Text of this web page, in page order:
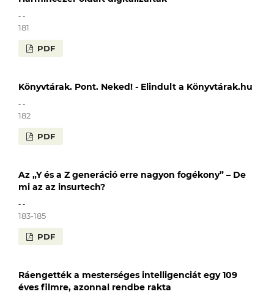
- -
181
PDF
Könyvtárak. Pont. Neked! - Elindult a Könyvtárak.hu
- -
182
PDF
Az „Y és a Z generáció erre nagyon fogékony” – De
mi az az insurtech?
- -
183-185
PDF
Ráengették a mesterséges intelligenciát egy 109
éves filmre, azonnal rendbe rakta